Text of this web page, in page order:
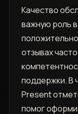
Качество
важную роль
отзывах
поддержки. В
Present
помог